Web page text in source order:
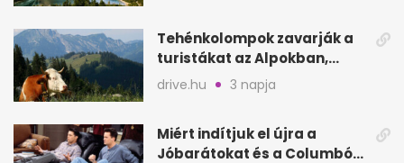
Tehénkolompok zavarják a
turistákat az Alpokban,
Serinában is panasz van
drive.hu 3 napja
Miért indítjuk el újra a
Jóbarátokat és a Columbót